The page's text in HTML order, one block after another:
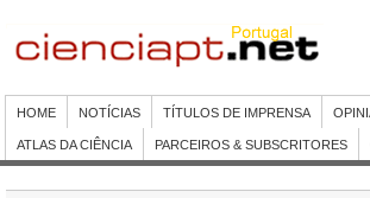
HOME NOTÍCIAS TÍTULOS DE IMPRENSA
ATLAS DA CIÊNCIA PARCEIROS & SUBSCRITORES